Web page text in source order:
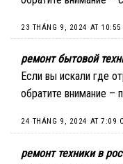
23 THÁNG 9, 2024 AT 10:55
ремонт бытовой
Если вы искали где
обратите внимание –
24 THÁNG 9, 2024 AT 7:09
ремонт техники в